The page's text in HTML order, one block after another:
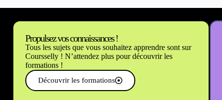
Propulsez vos connaissances !
Tous les sujets que vous souhaitez apprendre sont sur
Coursselly ! N’attendez plus pour découvrir les
formations !
Découvrir les formations